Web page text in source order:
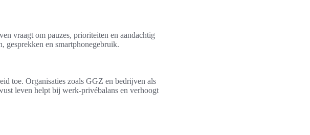
vraagt om pauzes, prioriteiten en aandachtig
gesprekken en smartphonegebruik.
toe. Organisaties zoals GGZ en bedrijven als
leven helpt bij werk-privébalans en verhoogt